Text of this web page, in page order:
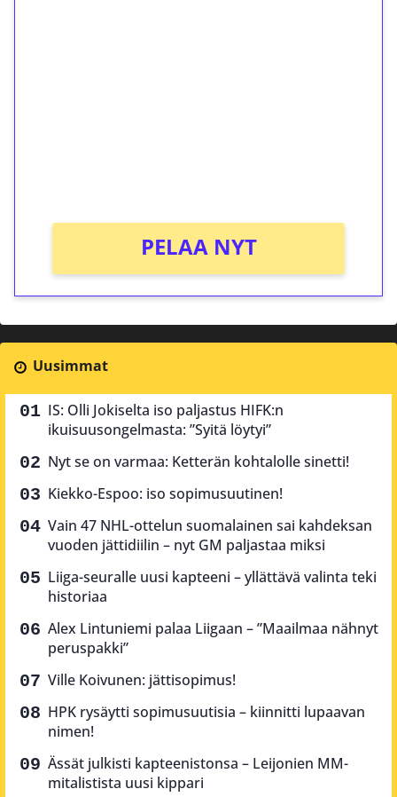
PELAA NYT
Uusimmat
IS: Olli Jokiselta iso paljastus HIFK:n
ikuisuusongelmasta: ”Syitä löytyi”
Nyt se on varmaa: Ketterän kohtalolle sinetti!
Kiekko-Espoo: iso sopimusuutinen!
Vain 47 NHL-ottelun suomalainen sai kahdeksan
vuoden jättidiilin – nyt GM paljastaa miksi
Liiga-seuralle uusi kapteeni – yllättävä valinta teki
historiaa
Alex Lintuniemi palaa Liigaan – ”Maailmaa nähnyt
peruspakki”
Ville Koivunen: jättisopimus!
HPK rysäytti sopimusuutisia – kiinnitti lupaavan
nimen!
Ässät julkisti kapteenistonsa – Leijonien MM-
mitalistista uusi kippari